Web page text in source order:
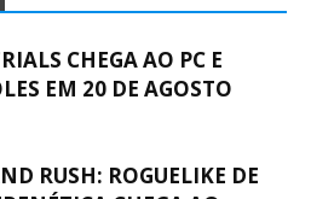
CHEGA AO PC E
EM 20 DE AGOSTO
RUSH: ROGUELIKE DE